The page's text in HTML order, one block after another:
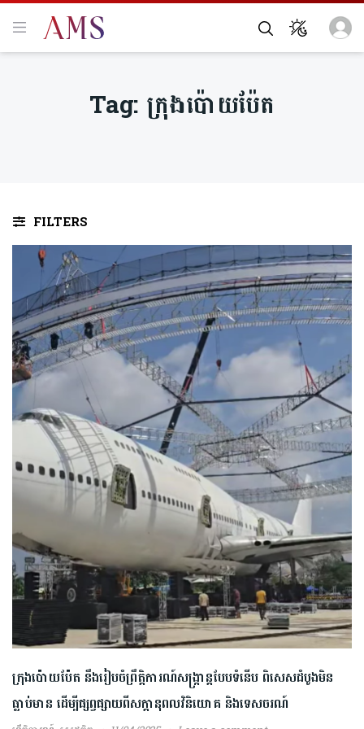
Tag: ក្រុង​ប៉ោយ​ប៉ែត​
FILTERS
ក្រុងប៉ោយប៉ែត នឹងរៀបចំព្រឹត្តិការណ៍សង្រ្កាន្តបែបទំនើប ពិសេសដំបូងមិន
ធ្លាប់មាន ដើម្បី​ផ្សព្វផ្សាយពី​សក្ដានុពលវិនិយោគ និងទេសចរណ៍​